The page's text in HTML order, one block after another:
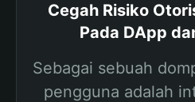
Cegah Risiko
Pada DApp
Sebagai sebuah
pengguna adalah